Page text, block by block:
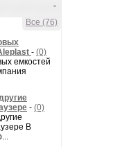
-
Все (76)
- (0)
емкостей
- (0)
В